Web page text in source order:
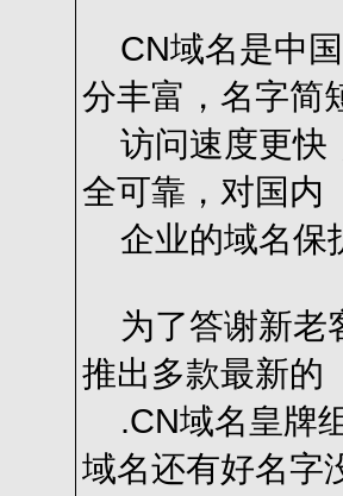
CN域名是中国
分丰富，名字简
访问速度更快
全可靠，对国内
企业的域名保
为了答谢新老
推出多款最新的
.CN域名皇牌
域名还有好名字